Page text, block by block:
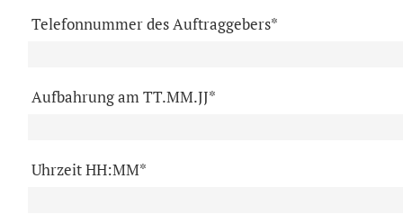
Telefonnummer des Auftraggebers*
Aufbahrung am TT.MM.JJ*
Uhrzeit HH:MM*